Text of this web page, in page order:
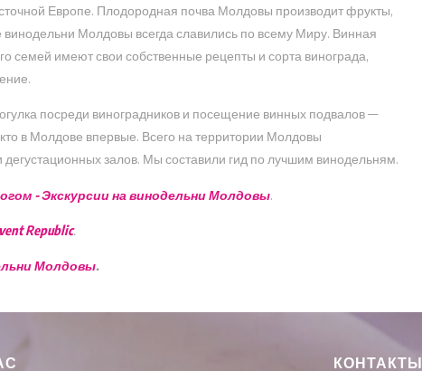
Европе. Плодородная почва Молдовы производит фрукты,
Молдовы всегда славились по всему Миру. Винная
семей имеют свои собственные рецепты и сорта винограда,
посреди виноградников и посещение винных подвалов —
в Молдове впервые. Всего на территории Молдовы
залов. Мы составили гид по лучшим винодельням.
- Экскурсии на винодельни Молдовы
Republic.
Молдовы.
КОНТАКТЫ